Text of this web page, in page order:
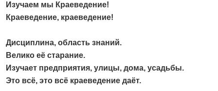
Изучаем мы Краеведение!
Краеведение, краеведение!
Дисциплина, область знаний.
Велико её старание.
Изучает предприятия, улицы, дома, усадьбы.
Это всё, это всё краеведение даёт.